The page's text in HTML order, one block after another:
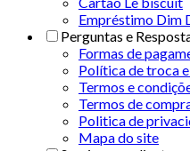
Empréstimo Dim
Perguntas e
Formas de
Política de troca
Termos e
Termos de
Politica de
Mapa do site